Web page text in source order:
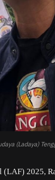
(Ladaya)
2025,